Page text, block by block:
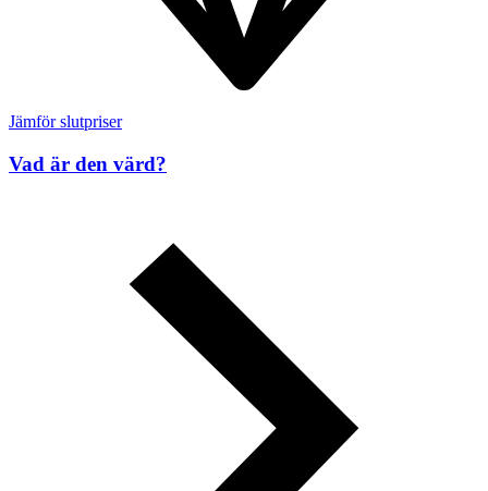
Jämför slutpriser
Vad är den värd?